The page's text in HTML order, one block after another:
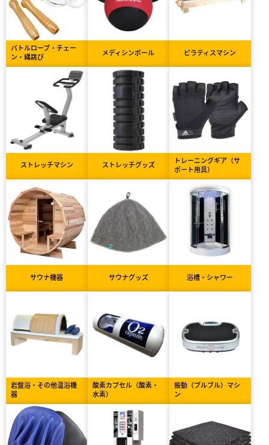
バトルロープ・チェー
ン・縄跳び
メディシンボール ピラティスマシン
ストレッチマシン ストレッチグッズ
トレーニングギア（サ
ポート用具）
サウナ機器 サウナグッズ 浴槽・シャワー
岩盤浴・その他温浴機
器
酸素カプセル（酸素・
水素）
振動（ブルブル）マシ
ン